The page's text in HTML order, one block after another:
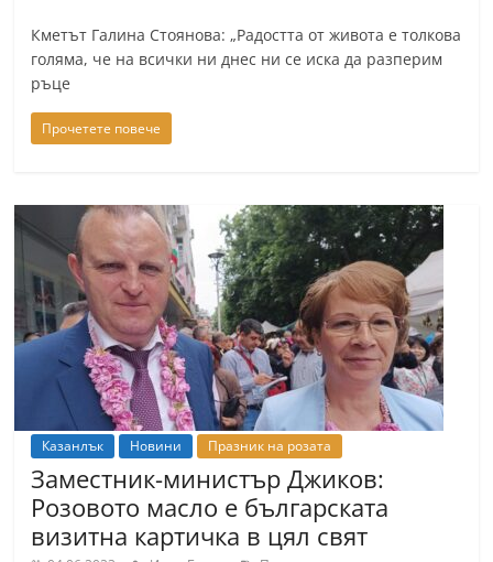
Кметът Галина Стоянова: „Радостта от живота е толкова
голяма, че на всички ни днес ни се иска да разперим
ръце
Прочетете повече
Казанлък Новини Празник на розата
Заместник-министър Джиков:
Розовото масло е българската
визитна картичка в цял свят